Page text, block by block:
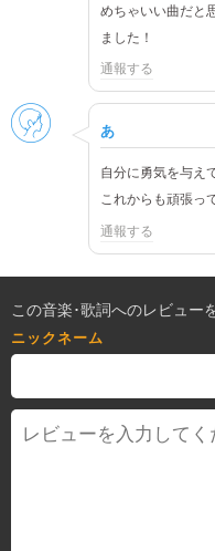
めちゃいい曲だと
ました！
通報する
男性
あ
自分に勇気を与え
これからも頑張っ
通報する
この音楽･歌詞へのレビュー
ニックネーム